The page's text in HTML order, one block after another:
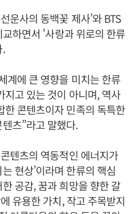
운사의 동백꽃 제사’와 BTS
교하면서 '사랑과 위로의 한류
.
계에 큰 영향을 미치는 한류
고 있는 것이 아니며, 역사
콘텐츠이자 민족의 독특한
츠”라고 말했다.
텐츠의 역동적인 에너지가
현상’이라며 한류의 핵심
공감, 꿈과 희망을 향한 갈
유용한 가치, 작고 주목받지